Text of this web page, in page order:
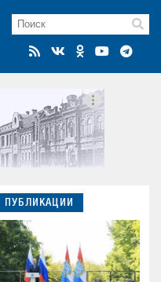
ПУБЛИКАЦИИ